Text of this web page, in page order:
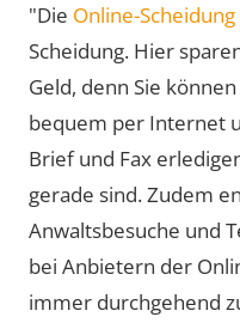
"Die Online-Scheidung
Scheidung. Hier
Geld, denn Sie
bequem per Internet
Brief und Fax
gerade sind. Zudem
Anwaltsbesuche und
bei Anbietern der
immer durchgehend